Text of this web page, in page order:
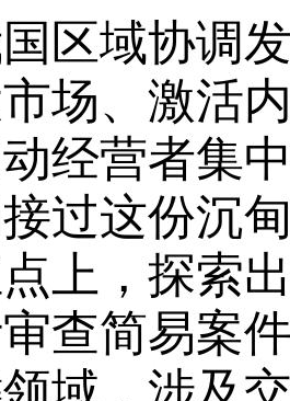
域协调发
场、激活
经营者集
过这份沉
上，探索
查简易案